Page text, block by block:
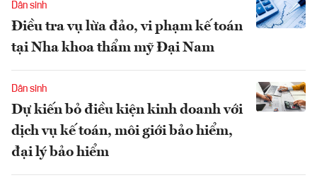
Dân sinh
Điều tra vụ lừa đảo, vi phạm kế toán
tại Nha khoa thẩm mỹ Đại Nam
Dân sinh
Dự kiến bỏ điều kiện kinh doanh với
dịch vụ kế toán, môi giới bảo hiểm,
đại lý bảo hiểm